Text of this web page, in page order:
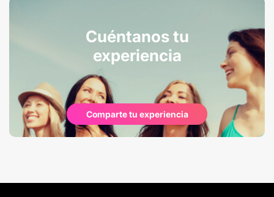
Cuéntanos tu
experiencia
Comparte tu experiencia